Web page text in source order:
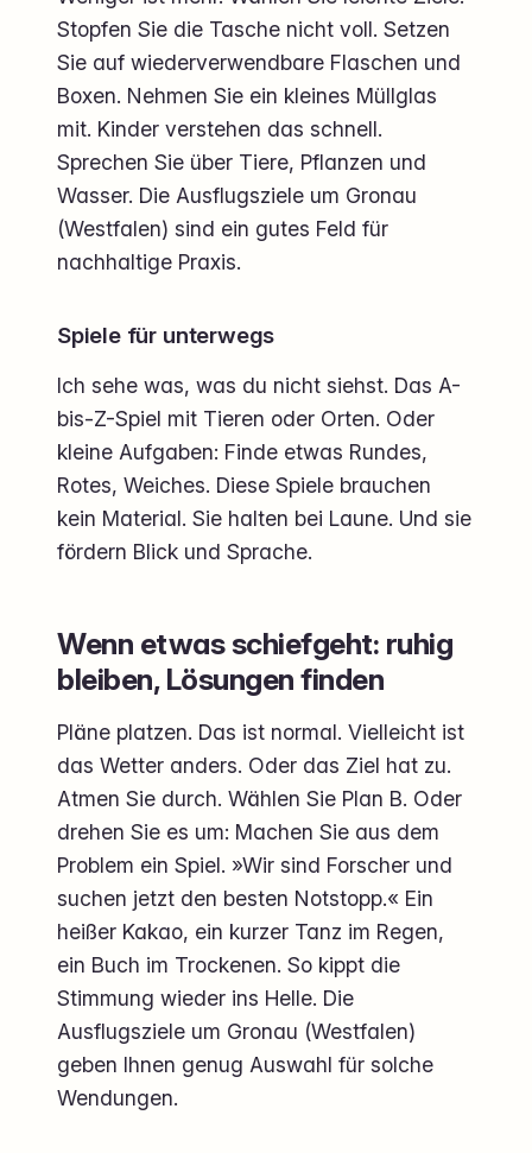
Stopfen Sie die Tasche nicht voll. Setzen
Sie auf wiederverwendbare Flaschen und
Boxen. Nehmen Sie ein kleines Müllglas
mit. Kinder verstehen das schnell.
Sprechen Sie über Tiere, Pflanzen und
Wasser. Die Ausflugsziele um Gronau
(Westfalen) sind ein gutes Feld für
nachhaltige Praxis.
Spiele für unterwegs
Ich sehe was, was du nicht siehst. Das A-
bis-Z-Spiel mit Tieren oder Orten. Oder
kleine Aufgaben: Finde etwas Rundes,
Rotes, Weiches. Diese Spiele brauchen
kein Material. Sie halten bei Laune. Und sie
fördern Blick und Sprache.
Wenn etwas schiefgeht: ruhig
bleiben, Lösungen finden
Pläne platzen. Das ist normal. Vielleicht ist
das Wetter anders. Oder das Ziel hat zu.
Atmen Sie durch. Wählen Sie Plan B. Oder
drehen Sie es um: Machen Sie aus dem
Problem ein Spiel. »Wir sind Forscher und
suchen jetzt den besten Notstopp.« Ein
heißer Kakao, ein kurzer Tanz im Regen,
ein Buch im Trockenen. So kippt die
Stimmung wieder ins Helle. Die
Ausflugsziele um Gronau (Westfalen)
geben Ihnen genug Auswahl für solche
Wendungen.